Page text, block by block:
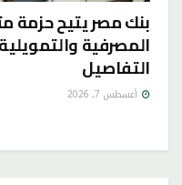
بنك مصر يتيح حزمة
المصرفية
التفاصيل
أغسطس 7, 2026